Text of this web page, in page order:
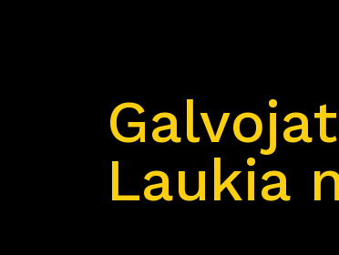
Laukia